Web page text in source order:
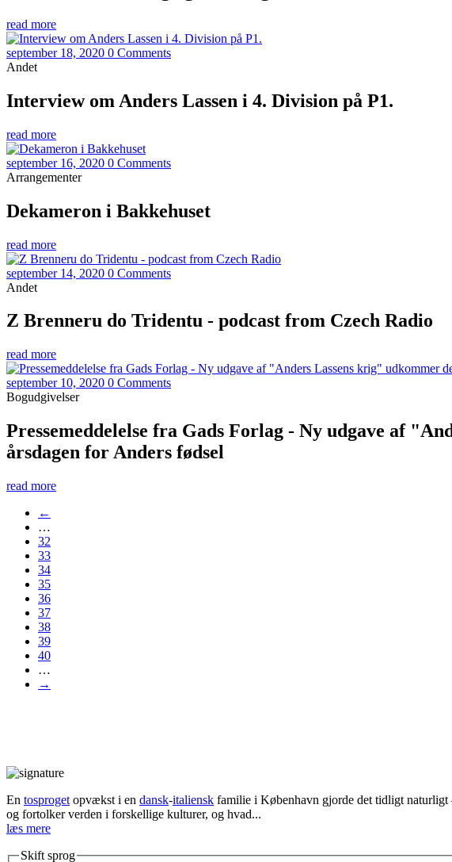
read more
september 18, 2020 0 Comments
Andet
Interview om Anders Lassen i 4. Division på P1.
read more
september 16, 2020 0 Comments
Arrangementer
Dekameron i Bakkehuset
read more
september 14, 2020 0 Comments
Andet
Z Brenneru do Tridentu - podcast from Czech Radio
read more
september 10, 2020 0 Comments
Bogudgivelser
Pressemeddelelse fra Gads Forlag - Ny udgave af
årsdagen for Anders fødsel
read more
←
…
32
33
34
35
36
37
38
39
40
…
→
En tosproget opvækst i en dansk-italiensk familie i København gjorde det tidligt naturligt
og fortolker verden i forskellige kulturer, og hvad...
læs mere
Skift sprog